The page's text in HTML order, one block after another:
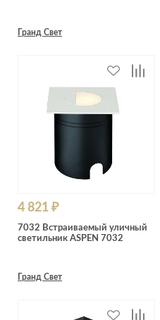
Гранд Свет
4 821 ₽
7032 Встраиваемый уличный
светильник ASPEN 7032
Гранд Свет